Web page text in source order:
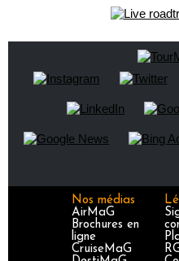
Nos médias
AirMaG
Brochures en
ligne
CruiseMaG